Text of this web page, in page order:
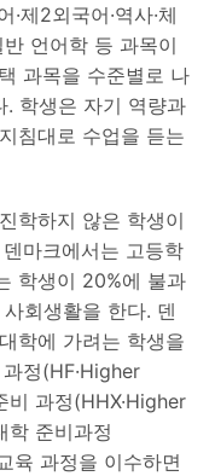
제2외국어·역사·체
반 언어학 등 과목이
과목을 수준별로 나
. 학생은 자기 역량과
침대로 수업을 듣는
학하지 않은 학생이
마크에서는 고등학
학생이 20%에 불과
회생활을 한다. 덴
학에 가려는 학생을
정(HF·Higher
과정(HHX·Higher
학 준비과정
육 과정을 이수하면